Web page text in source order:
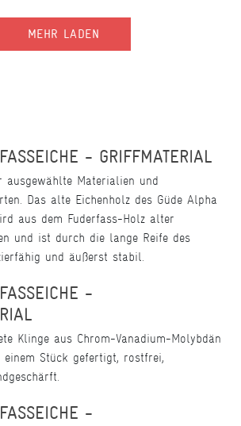
MEHR LADEN
- GRIFFMATERIAL
ausgewählte Materialien und
Das alte Eichenholz des Güde Alpha
aus dem Fuderfass-Holz alter
und ist durch die lange Reife des
und äußerst stabil.
-
Klinge aus Chrom-Vanadium-Molybdän
Stück gefertigt, rostfrei,
-